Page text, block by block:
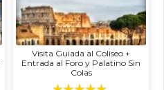
Visita Guiada al Coliseo +
Entrada al Foro y Palatino Sin
Colas